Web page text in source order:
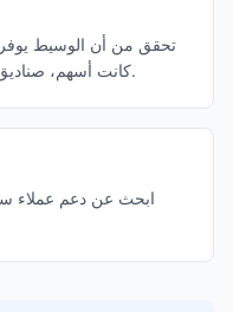
تحقق من أن الوسيط يوفر
كانت أسهم، صناديق مؤشرات، فوركس، أو عملات رقمية.
ابحث عن دعم عملاء